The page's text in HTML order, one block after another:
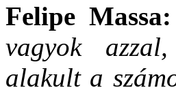
Felipe Massa:
vagyok
alakult a